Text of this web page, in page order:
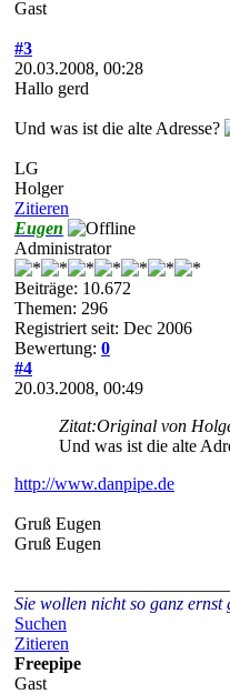
Gast
#3
20.03.2008, 00:28
Hallo gerd
Und was ist die alte Adresse?
LG
Holger
Zitieren
Eugen
Administrator
Beiträge: 10.672
Themen: 296
Registriert seit: Dec 2006
Bewertung: 0
#4
20.03.2008, 00:49
Zitat:Original von
Und was ist die alte
http://www.danpipe.de
Gruß Eugen
Gruß Eugen
Sie wollen nicht so ganz ernst
Suchen
Zitieren
Freepipe
Gast